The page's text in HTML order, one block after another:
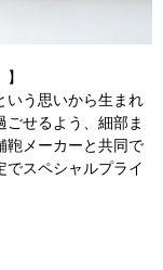
いう思いから生まれ
せるよう、細部ま
鞄メーカーと共同で
でスペシャルプライ